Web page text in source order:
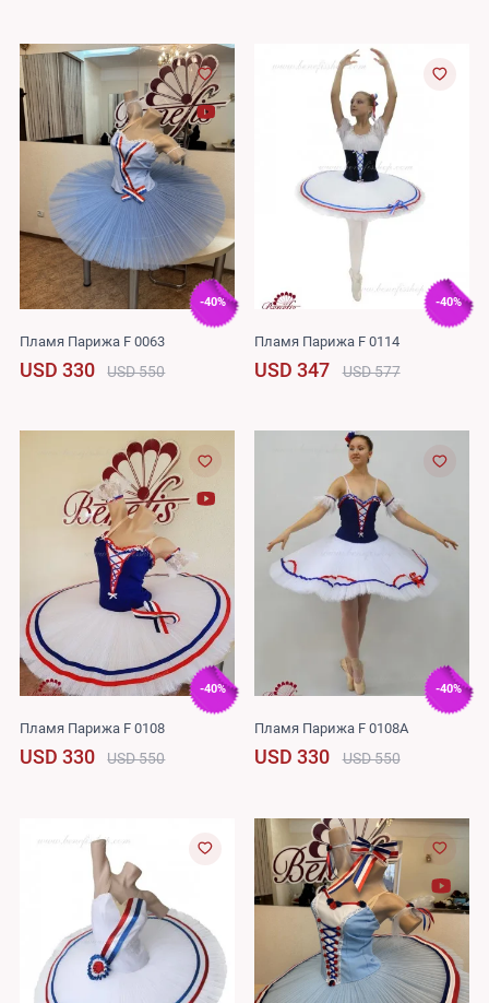
-40%
Пламя Парижа F 0063
USD 330 USD 550
-40%
Пламя Парижа F 0114
USD 347 USD 577
-40%
Пламя Парижа F 0108
USD 330 USD 550
-40%
Пламя Парижа F 0108A
USD 330 USD 550